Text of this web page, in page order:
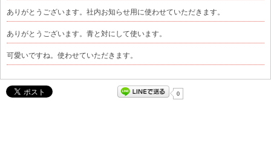
ありがとうございます。社内お知らせ用に使わせていただきます。
ありがとうございます。青と対にして使います。
可愛いですね。使わせていただきます。
0